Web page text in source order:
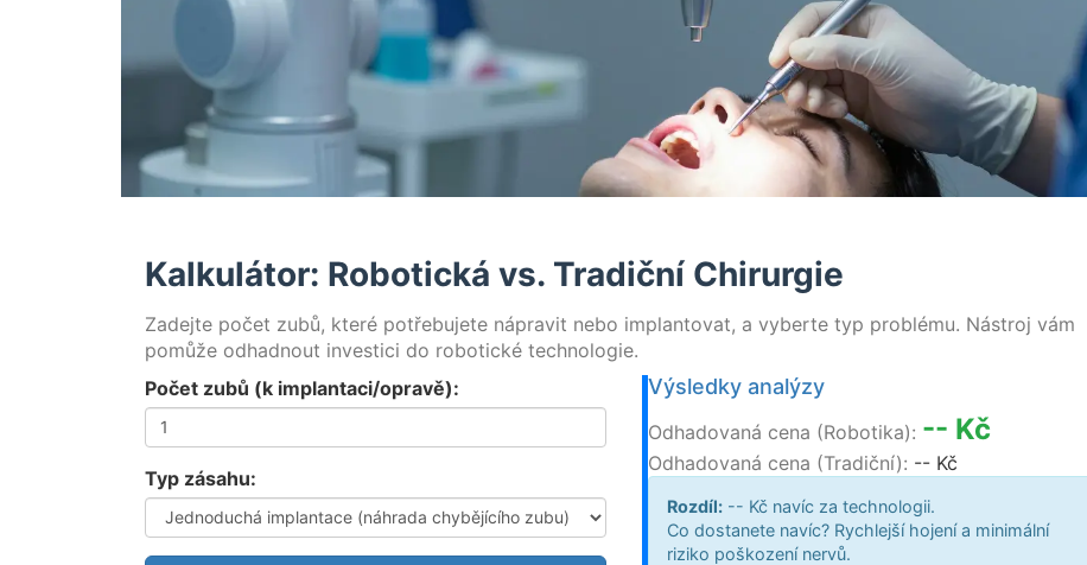
Kalkulátor: Robotická vs. Tradiční Chirurgie
Zadejte počet zubů, které potřebujete nápravit nebo implantovat, a vyberte typ problému. Nástroj vám
pomůže odhadnout investici do robotické technologie.
Počet zubů (k implantaci/opravě):
Typ zásahu:
Výsledky analýzy
Odhadovaná cena (Robotika): -- Kč
Odhadovaná cena (Tradiční): -- Kč
Rozdíl: -- Kč navíc za technologii.
Co dostanete navíc? Rychlejší hojení a minimální
riziko poškození nervů.